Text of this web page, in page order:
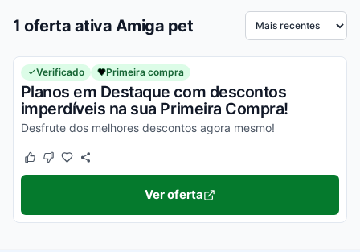
1 oferta ativa Amiga pet Ordenar por
Verificado Primeira compra
Planos em Destaque com descontos
imperdíveis na sua Primeira Compra!
Desfrute dos melhores descontos agora mesmo!
Este cupom funcionou
Este cupom não funcionou
Ver oferta